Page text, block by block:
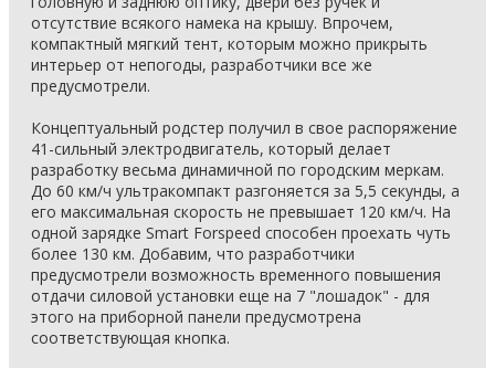
отсутствие всякого намека на крышу. Впрочем,
компактный мягкий тент, которым можно прикрыть
интерьер от непогоды, разработчики все же
предусмотрели.
Концептуальный родстер получил в свое распоряжение
41-сильный электродвигатель, который делает
разработку весьма динамичной по городским меркам.
До 60 км/ч ультракомпакт разгоняется за 5,5 секунды, а
его максимальная скорость не превышает 120 км/ч. На
одной зарядке Smart Forspeed способен проехать чуть
более 130 км. Добавим, что разработчики
предусмотрели возможность временного повышения
отдачи силовой установки еще на 7 "лошадок" - для
этого на приборной панели предусмотрена
соответствующая кнопка.